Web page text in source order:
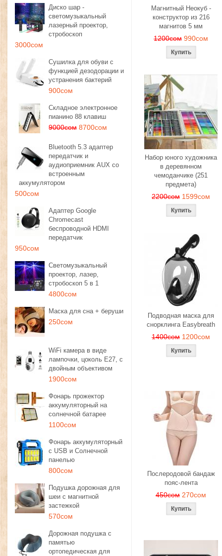
Диско шар -
светомузыкальный
лазерный проектор,
стробоскоп
3000сом
Сушилка для обуви с
функцией дезодорации и
устранения бактерий
900сом
Складное электронное
пианино 88 клавиш
9000сом 8700сом
Bluetooth 5.3 адаптер
передатчик и
аудиоприемник AUX со
встроенным
аккумулятором
500сом
Адаптер Google
Chromecast
беспроводной HDMI
передатчик
950сом
Светомузыкальный
проектор, лазер,
стробоскоп 5 в 1
4800сом
Маска для сна + беруши
250сом
WiFi камера в виде
лампочки, цоколь E27, с
двойным объективом
1900сом
Фонарь прожектор
аккумуляторный на
солнечной батарее
1100сом
Фонарь аккумуляторный
с USB и Солнечной
панелью
800сом
Подушка дорожная для
шеи с магнитной
застежкой
570сом
Дорожная подушка с
памятью
ортопедическая для
Магнитный Неокуб -
конструктор из 216
магнитов 5 мм
1200сом 990сом
Набор юного художника
в деревянном
чемоданчике (251
предмета)
2200сом 1599сом
Подводная маска для
снорклинга Easybreath
1400сом 1200сом
Послеродовой бандаж
пояс-лента
450сом 270сом